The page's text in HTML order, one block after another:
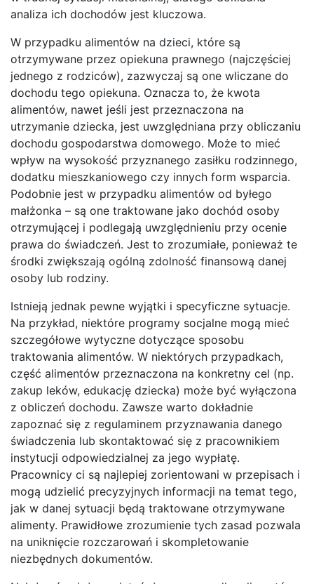
analiza ich dochodów jest kluczowa.
W przypadku alimentów na dzieci, które są
otrzymywane przez opiekuna prawnego (najczęściej
jednego z rodziców), zazwyczaj są one wliczane do
dochodu tego opiekuna. Oznacza to, że kwota
alimentów, nawet jeśli jest przeznaczona na
utrzymanie dziecka, jest uwzględniana przy obliczaniu
dochodu gospodarstwa domowego. Może to mieć
wpływ na wysokość przyznanego zasiłku rodzinnego,
dodatku mieszkaniowego czy innych form wsparcia.
Podobnie jest w przypadku alimentów od byłego
małżonka – są one traktowane jako dochód osoby
otrzymującej i podlegają uwzględnieniu przy ocenie
prawa do świadczeń. Jest to zrozumiałe, ponieważ te
środki zwiększają ogólną zdolność finansową danej
osoby lub rodziny.
Istnieją jednak pewne wyjątki i specyficzne sytuacje.
Na przykład, niektóre programy socjalne mogą mieć
szczegółowe wytyczne dotyczące sposobu
traktowania alimentów. W niektórych przypadkach,
część alimentów przeznaczona na konkretny cel (np.
zakup leków, edukację dziecka) może być wyłączona
z obliczeń dochodu. Zawsze warto dokładnie
zapoznać się z regulaminem przyznawania danego
świadczenia lub skontaktować się z pracownikiem
instytucji odpowiedzialnej za jego wypłatę.
Pracownicy ci są najlepiej zorientowani w przepisach i
mogą udzielić precyzyjnych informacji na temat tego,
jak w danej sytuacji będą traktowane otrzymywane
alimenty. Prawidłowe zrozumienie tych zasad pozwala
na uniknięcie rozczarowań i skompletowanie
niezbędnych dokumentów.